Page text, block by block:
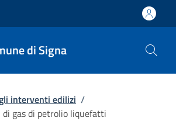
di Signa
pane
interventi edilizi /
gas di petrolio liquefatti